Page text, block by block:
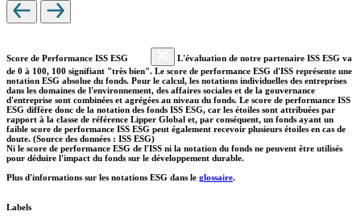
Score de Performance ISS ESG
L'évaluation de notre partenaire ISS ESG va
de 0 à 100, 100 signifiant "très bien". Le score de performance ESG d'ISS représente une
notation ESG absolue du fonds. Pour le calcul, les notations individuelles des entreprises
dans les domaines de l'environnement, des affaires sociales et de la gouvernance
d'entreprise sont combinées et agrégées au niveau du fonds. Le score de performance ISS
ESG diffère donc de la notation des fonds ISS ESG, car les étoiles sont attribuées par
rapport à la classe de référence Lipper Global et, par conséquent, un fonds ayant un
faible score de performance ISS ESG peut également recevoir plusieurs étoiles en cas de
doute. (Source des données : ISS ESG)
Ni le score de performance ESG de l'ISS ni la notation du fonds ne peuvent être utilisés
pour déduire l'impact du fonds sur le développement durable.
Plus d'informations sur les notations ESG dans le glossaire.
Labels